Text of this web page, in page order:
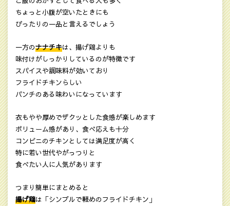
ちょっと小腹が空いたときにも
ぴったりの一品と言えるでしょう
一方のナナチキは、揚げ鶏よりも
味付けがしっかりしているのが特徴です
スパイスや調味料が効いており
フライドチキンらしい
パンチのある味わいになっています
衣もやや厚めでザクッとした食感が楽しめます
ボリューム感があり、食べ応えも十分
コンビニのチキンとしては満足度が高く
特に若い世代やがっつりと
食べたい人に人気があります
つまり簡単にまとめると
揚げ鶏は「シンプルで軽めのフライドチキン」